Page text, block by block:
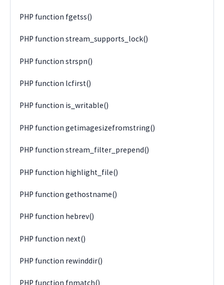
PHP function fgetss()
PHP function stream_supports_lock()
PHP function strspn()
PHP function lcfirst()
PHP function is_writable()
PHP function getimagesizefromstring()
PHP function stream_filter_prepend()
PHP function highlight_file()
PHP function gethostname()
PHP function hebrev()
PHP function next()
PHP function rewinddir()
PHP function fnmatch()